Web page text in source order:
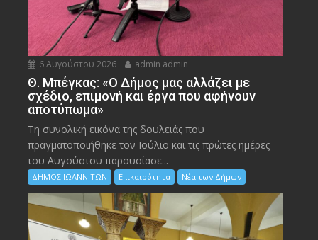
6 Αυγούστου 2026 admin admin
Θ. Μπέγκας: «Ο Δήμος μας αλλάζει με
σχέδιο, επιμονή και έργα που αφήνουν
αποτύπωμα»
Τη συνολική εικόνα της δουλειάς που
πραγματοποιήθηκε τον Ιούλιο και τις πρώτες ημέρες
του Αυγούστου παρουσίασε...
ΔΗΜΟΣ ΙΩΑΝΝΙΤΩΝ Επικαιρότητα Νέα των Δήμων